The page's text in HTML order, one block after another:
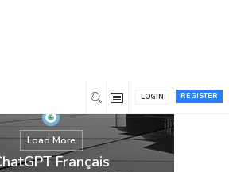
REGISTER
LOGIN
Load More
Français